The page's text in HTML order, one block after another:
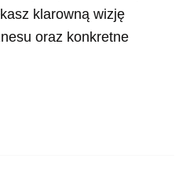
klarowną wizję
oraz konkretne